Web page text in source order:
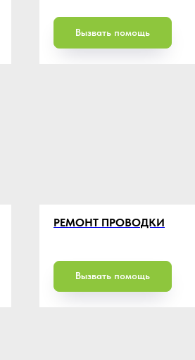
Вызвать помощь
РЕМОНТ ПРОВОДКИ
Вызвать помощь